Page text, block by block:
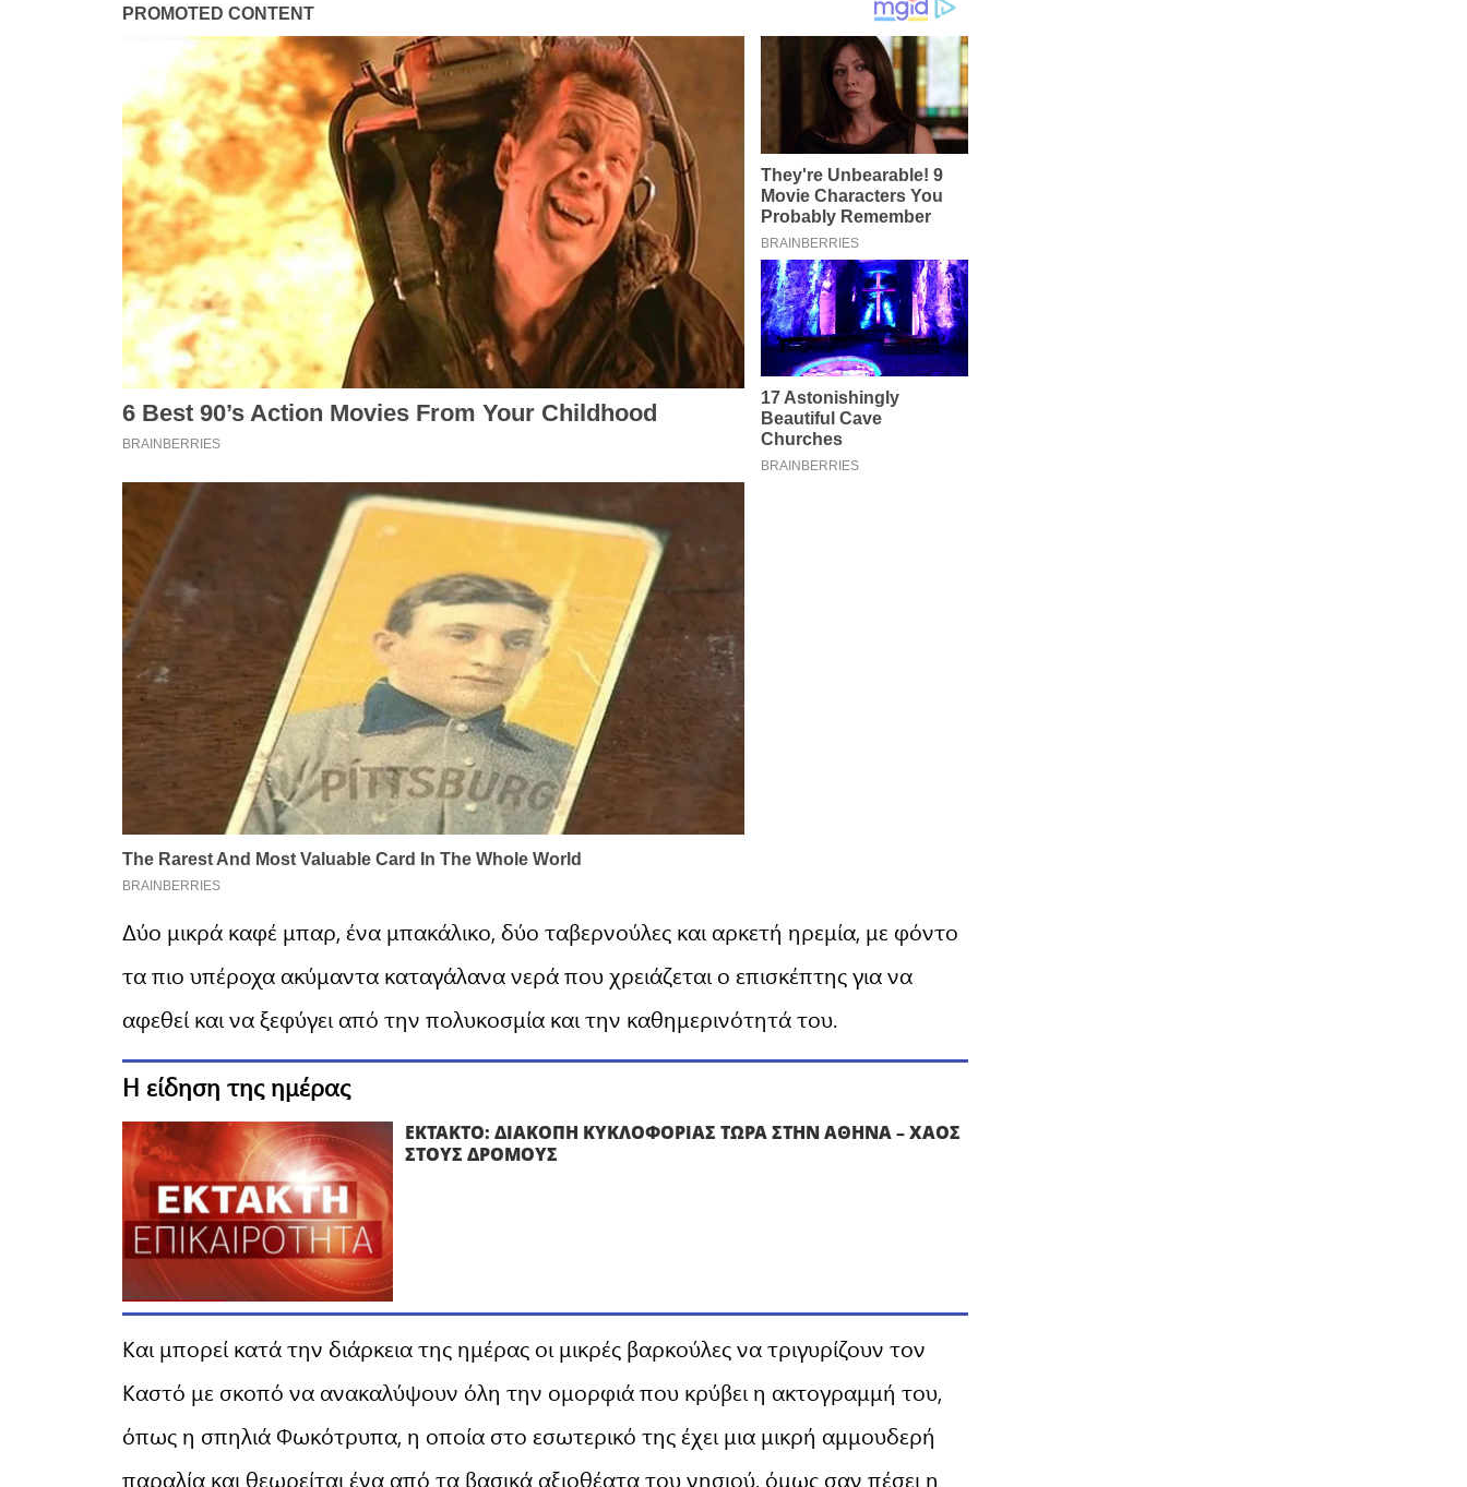
Δύο μικρά καφέ μπαρ, ένα μπακάλικο, δύο ταβερνούλες και αρκετή ηρεμία, με φόντο
τα πιο υπέροχα ακύμαντα καταγάλανα νερά που χρειάζεται ο επισκέπτης για να
αφεθεί και να ξεφύγει από την πολυκοσμία και την καθημερινότητά του.
Η είδηση της ημέρας
ΕΚΤΑΚΤΟ: ΔΙΑΚΟΠΗ ΚΥΚΛΟΦΟΡΙΑΣ ΤΩΡΑ ΣΤΗΝ ΑΘΗΝΑ – ΧΑΟΣ
ΣΤΟΥΣ ΔΡΟΜΟΥΣ
Και μπορεί κατά την διάρκεια της ημέρας οι μικρές βαρκούλες να τριγυρίζουν τον
Καστό με σκοπό να ανακαλύψουν όλη την ομορφιά που κρύβει η ακτογραμμή του,
όπως η σπηλιά Φωκότρυπα, η οποία στο εσωτερικό της έχει μια μικρή αμμουδερή
παραλία και θεωρείται ένα από τα βασικά αξιοθέατα του νησιού, όμως σαν πέσει η